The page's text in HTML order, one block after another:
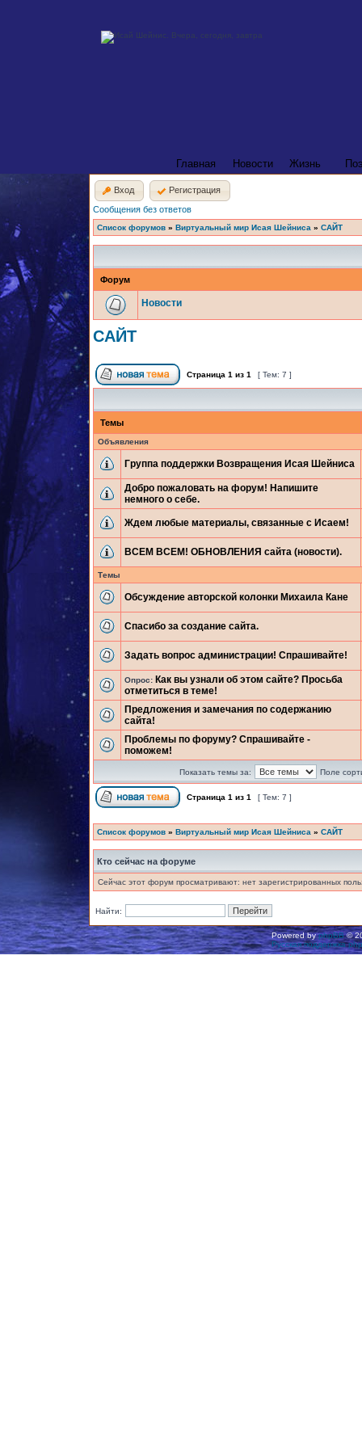
Главная Новости Жизнь
Вход
Регистрация
Сообщения без ответов
Список форумов » Виртуальный мир Исая Шейниса » САЙТ
Форум
Новости
САЙТ
Страница 1 из 1 [ Тем: 7 ]
Темы
Объявления
Группа поддержки Возвращения Исая Шейниса
Добро пожаловать на форум! Напишите
немного о себе.
Ждем любые материалы, связанные с Исаем!
ВСЕМ ВСЕМ! ОБНОВЛЕНИЯ сайта (новости).
Темы
Обсуждение авторской колонки Михаила Кане
Спасибо за создание сайта.
Задать вопрос администрации! Спрашивайте!
Опрос: Как вы узнали об этом сайте? Просьба
отметиться в теме!
Предложения и замечания по содержанию
сайта!
Проблемы по форуму? Спрашивайте -
поможем!
Показать темы за: Поле
Страница 1 из 1 [ Тем: 7 ]
Список форумов » Виртуальный мир Исая Шейниса » САЙТ
Кто сейчас на форуме
Сейчас этот форум просматривают: нет зарегистрированных
Найти:
Powered byphpBB©
Русская поддержка